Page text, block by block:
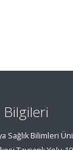
Sağlık Bilimleri